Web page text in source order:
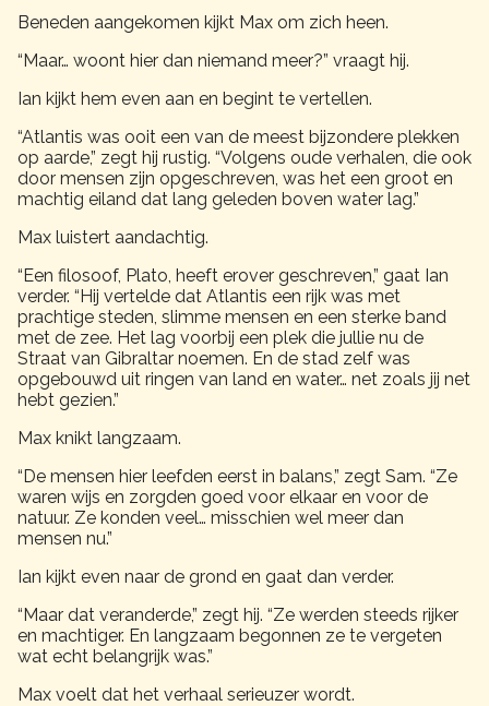
Beneden aangekomen kijkt Max om zich heen.
“Maar… woont hier dan niemand meer?” vraagt hij.
Ian kijkt hem even aan en begint te vertellen.
“Atlantis was ooit een van de meest bijzondere plekken
op aarde,” zegt hij rustig. “Volgens oude verhalen, die ook
door mensen zijn opgeschreven, was het een groot en
machtig eiland dat lang geleden boven water lag.”
Max luistert aandachtig.
“Een filosoof, Plato, heeft erover geschreven,” gaat Ian
verder. “Hij vertelde dat Atlantis een rijk was met
prachtige steden, slimme mensen en een sterke band
met de zee. Het lag voorbij een plek die jullie nu de
Straat van Gibraltar noemen. En de stad zelf was
opgebouwd uit ringen van land en water… net zoals jij net
hebt gezien.”
Max knikt langzaam.
“De mensen hier leefden eerst in balans,” zegt Sam. “Ze
waren wijs en zorgden goed voor elkaar en voor de
natuur. Ze konden veel… misschien wel meer dan
mensen nu.”
Ian kijkt even naar de grond en gaat dan verder.
“Maar dat veranderde,” zegt hij. “Ze werden steeds rijker
en machtiger. En langzaam begonnen ze te vergeten
wat echt belangrijk was.”
Max voelt dat het verhaal serieuzer wordt.